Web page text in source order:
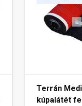
Terrán
kúpalátét